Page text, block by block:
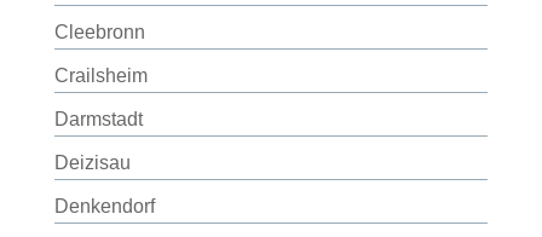
Cleebronn
Crailsheim
Darmstadt
Deizisau
Denkendorf